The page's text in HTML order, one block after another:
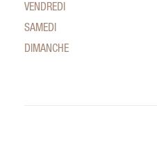
VENDREDI
SAMEDI
DIMANCHE